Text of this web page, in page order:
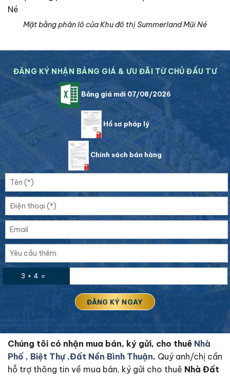
Mặt bằng phân lô của Khu đô thị Summerland Mũi Né
ĐĂNG KÝ NHẬN BẢNG GIÁ & ƯU ĐÃI TỪ CHỦ ĐẦU TƯ
Bảng giá mới 07/08/2026
Hồ sơ pháp lý
Chính sách bán hàng
3 + 4 =
Chúng tôi có nhận mua bán, ký gửi, cho thuê Nhà
Phố , Biệt Thự ,Đất Nền Bình Thuận. Quý anh/chị cần
hỗ trợ thông tin về mua bán, ký gửi cho thuê Nhà Đất